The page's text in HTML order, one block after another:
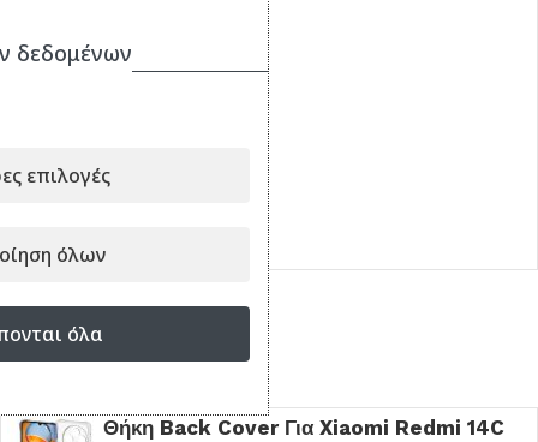
Γυαλί Προστασίας για
Κωδικός:
Είδατε πρόσφατα
Θήκη Back Cover Για Xiaomi Redmi 14C
δεδομένων
επιλογές
όλων
όλα